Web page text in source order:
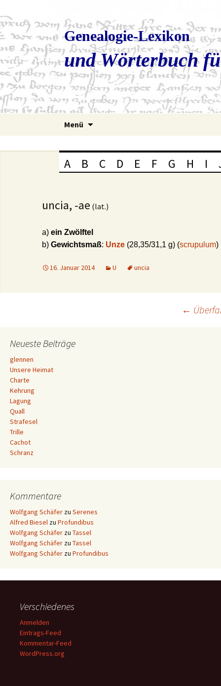
Genealogie-Lexikon
und Wörterbuch
Menü
A B C D E F G H I
uncia, -ae (lat.)
a) ein Zwölftel
b) Gewichtsmaß: Unze (28,35/31,1 g) (scrupulum)
16. Januar 2014 U uncia
Navigation
←
Neueste Beiträge
glennen
Unsere Heimat
Charte
Kehrung
Lagung
Quall
Strafesel
Trille
Cachot
Schranz
Kommentare
Wolfgang Schäfer zu Serenes
Alfred Biesel zu Profundibus
Wolfgang Schäfer zu Tassel
Wolfgang Schäfer zu Tassel
Wolfgang Schäfer zu Profundibus
Verschiedenes
Anmelden
Eintrags-Feed
Kommentar-Feed
WordPress.org